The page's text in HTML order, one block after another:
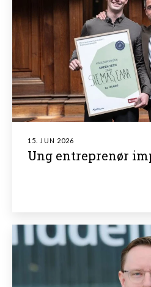
15. JUN 2026
Ung entreprenør